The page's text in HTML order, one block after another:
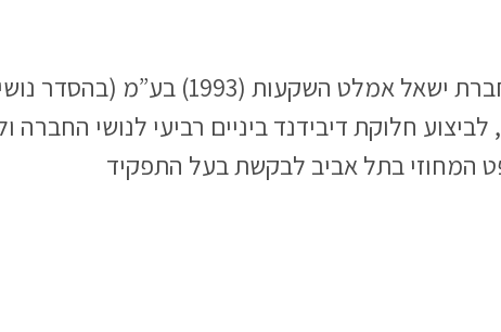
בעל התפקיד הנאמן לביצוע הסדר נושים
לבקשה אשר הוגשה מטעמו ביום 13.9.2017, לביצוע חלוקת דיבידנד ביניים